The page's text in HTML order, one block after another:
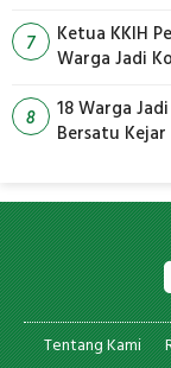
7
Ketua KKIH
8
18 Warga
Bersatu
Tentang Kami